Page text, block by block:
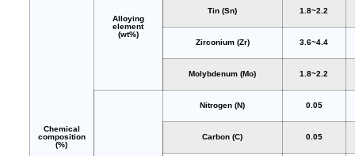
Chemical
composition
(%)
Alloying
element
(wt%)
Tin (Sn) 1.8~2.2
Zirconium (Zr) 3.6~4.4
Molybdenum (Mo) 1.8~2.2
Nitrogen (N) 0.05
Carbon (C) 0.05